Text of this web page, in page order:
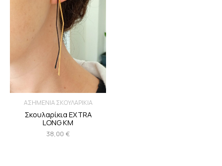
ΑΣΗΜΕΝΙΑ ΣΚΟΥΛΑΡΙΚΙΑ
Σκουλαρίκια EXTRA
LONG ΚΜ
38,00 €